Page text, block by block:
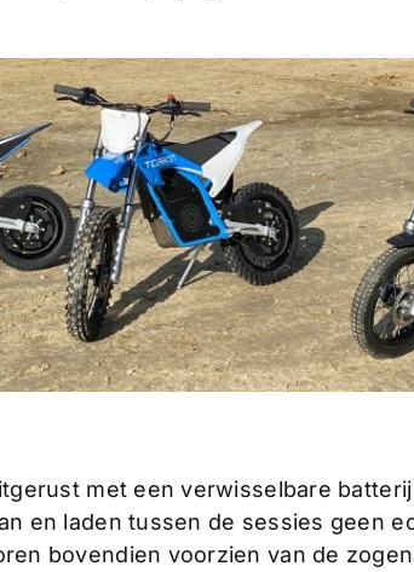
met een verwisselbare
en laden tussen de sessies geen
bovendien voorzien van de